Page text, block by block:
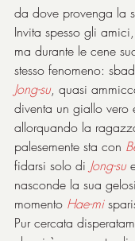
da dove provenga la
Invita spesso gli
ma durante le cene
stesso fenomeno:
Jong-su, quasi
diventa un giallo vero
allorquando la
palesemente sta con
fidarsi solo di Jong-su
nasconde la sua
momento Hae-mi
Pur cercata